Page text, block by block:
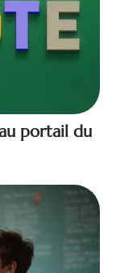
portail du